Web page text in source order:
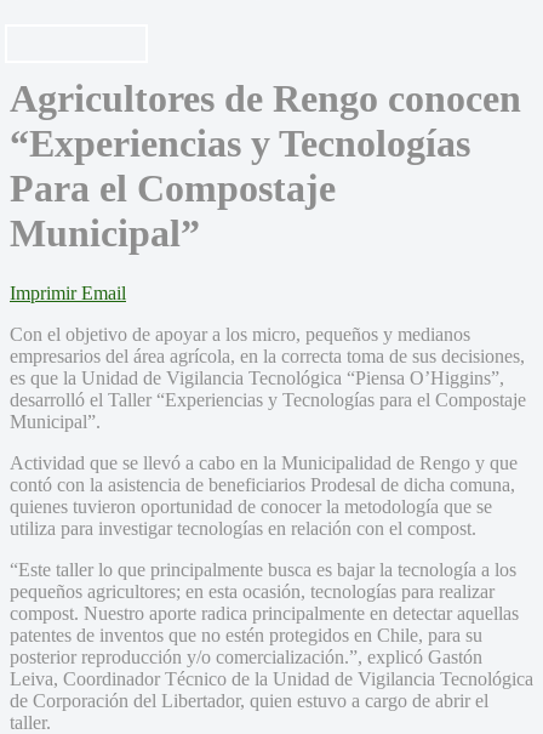
Agricultores de Rengo conocen
“Experiencias y Tecnologías
Para el Compostaje
Municipal”
Imprimir Email
Con el objetivo de apoyar a los micro, pequeños y medianos
empresarios del área agrícola, en la correcta toma de sus decisiones,
es que la Unidad de Vigilancia Tecnológica “Piensa O’Higgins”,
desarrolló el Taller “Experiencias y Tecnologías para el Compostaje
Municipal”.
Actividad que se llevó a cabo en la Municipalidad de Rengo y que
contó con la asistencia de beneficiarios Prodesal de dicha comuna,
quienes tuvieron oportunidad de conocer la metodología que se
utiliza para investigar tecnologías en relación con el compost.
“Este taller lo que principalmente busca es bajar la tecnología a los
pequeños agricultores; en esta ocasión, tecnologías para realizar
compost. Nuestro aporte radica principalmente en detectar aquellas
patentes de inventos que no estén protegidos en Chile, para su
posterior reproducción y/o comercialización.”, explicó Gastón
Leiva, Coordinador Técnico de la Unidad de Vigilancia Tecnológica
de Corporación del Libertador, quien estuvo a cargo de abrir el
taller.